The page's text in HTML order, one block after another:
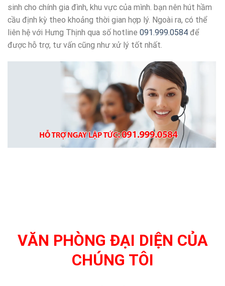
sinh cho chính gia đình, khu vực của mình. bạn nên hút hầm
cầu định kỳ theo khoảng thời gian hợp lý. Ngoài ra, có thể
liên hệ với Hưng Thịnh qua số hotline 091.999.0584 để
được hỗ trợ, tư vấn cũng như xử lý tốt nhất.
VĂN PHÒNG ĐẠI DIỆN CỦA
CHÚNG TÔI